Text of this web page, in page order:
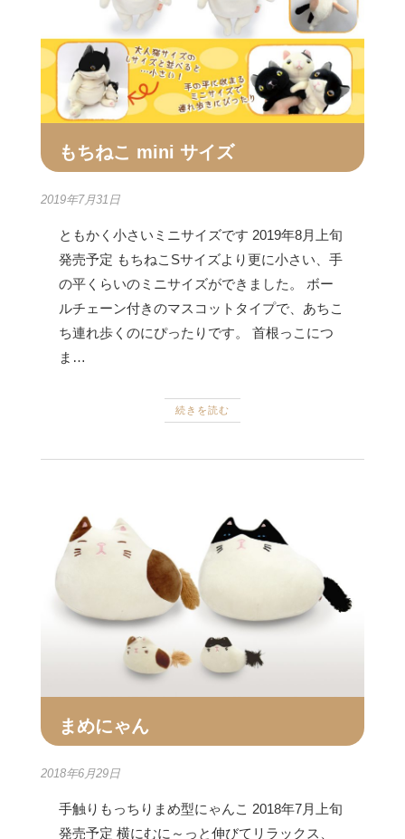
もちねこ mini サイズ
2019年7月31日
ともかく小さいミニサイズです 2019年8月上旬
発売予定 もちねこSサイズより更に小さい、手
の平くらいのミニサイズができました。 ボー
ルチェーン付きのマスコットタイプで、あちこ
ち連れ歩くのにぴったりです。 首根っこにつ
ま…
続きを読む
まめにゃん
2018年6月29日
手触りもっちりまめ型にゃんこ 2018年7月上旬
発売予定 横にむに～っと伸びてリラックス、